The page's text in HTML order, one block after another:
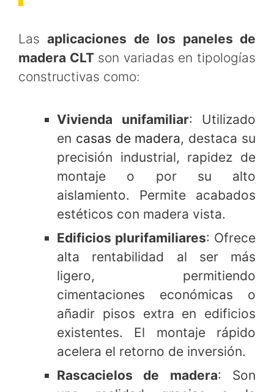
Lasaplicaciones de los paneles de
madera CLTson variadas en tipologías
constructivas como:
Vivienda unifamiliar: Utilizado
en casas de madera, destaca su
precisión industrial, rapidez de
montaje o por su alto
aislamiento. Permite acabados
estéticos con madera vista.
Edificios plurifamiliares: Ofrece
alta rentabilidad al ser más
ligero, permitiendo
cimentaciones económicas o
añadir pisos extra en edificios
existentes. El montaje rápido
acelera el retorno de inversión.
Rascacielos de madera: Son